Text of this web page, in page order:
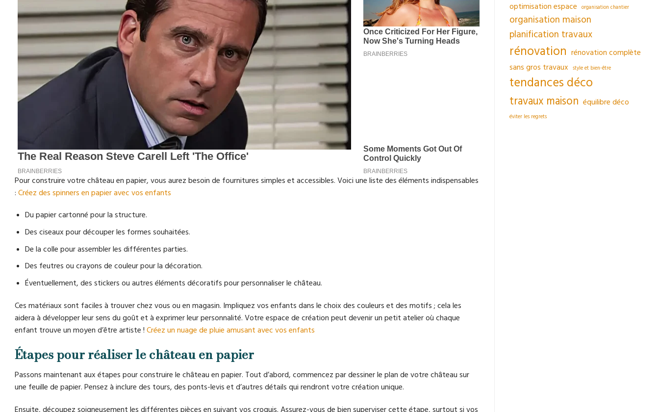
Pour construire votre château en papier, vous aurez besoin de fournitures simples et accessibles. Voici une liste des éléments indispensables
: Créez des spinners en papier avec vos enfants
Du papier cartonné pour la structure.
Des ciseaux pour découper les formes souhaitées.
De la colle pour assembler les différentes parties.
Des feutres ou crayons de couleur pour la décoration.
Éventuellement, des stickers ou autres éléments décoratifs pour personnaliser le château.
Ces matériaux sont faciles à trouver chez vous ou en magasin. Impliquez vos enfants dans le choix des couleurs et des motifs ; cela les
aidera à développer leur sens du goût et à exprimer leur personnalité. Votre espace de création peut devenir un petit atelier où chaque
enfant trouve un moyen d’être artiste ! Créez un nuage de pluie amusant avec vos enfants
Étapes pour réaliser le château en papier
Passons maintenant aux étapes pour construire le château en papier. Tout d’abord, commencez par dessiner le plan de votre château sur
une feuille de papier. Pensez à inclure des tours, des ponts-levis et d’autres détails qui rendront votre création unique.
Ensuite, découpez soigneusement les différentes pièces en suivant vos croquis. Assurez-vous de bien superviser cette étape, surtout si vos
optimisation espace
organisation chantier
organisation maison
planification travaux
rénovation rénovation complète
sans gros travaux
style et bien-être
tendances déco
travaux maison équilibre déco
éviter les regrets